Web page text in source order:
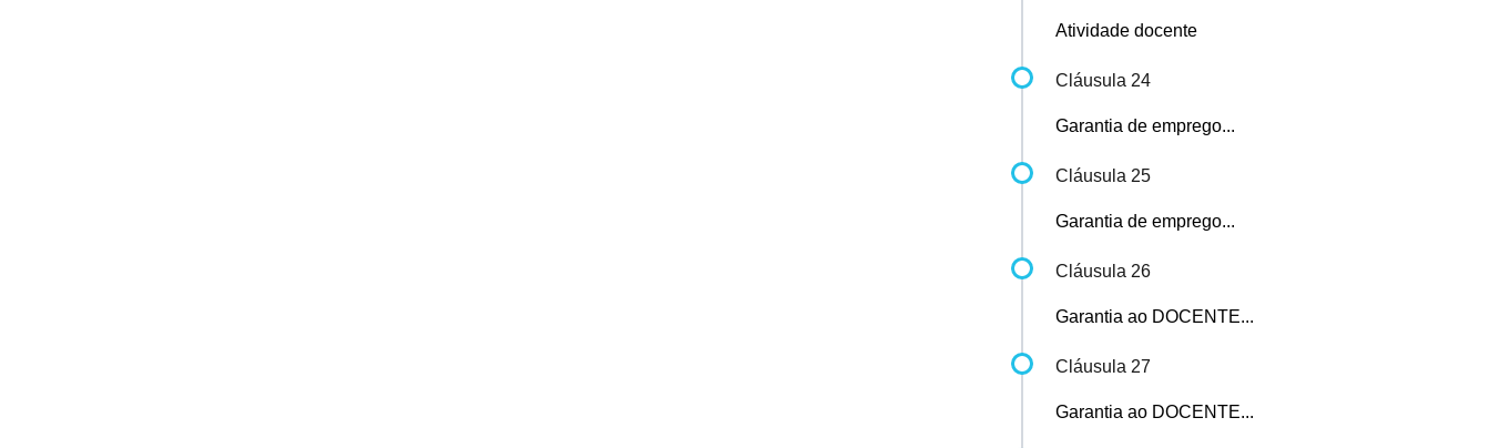
Atividade docente
Cláusula 24
Garantia de emprego...
Cláusula 25
Garantia de emprego...
Cláusula 26
Garantia ao DOCENTE...
Cláusula 27
Garantia ao DOCENTE...